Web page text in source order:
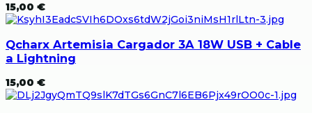
15,00 €
Qcharx Artemisia Cargador 3A 18W USB + Cable
a Lightning
15,00 €